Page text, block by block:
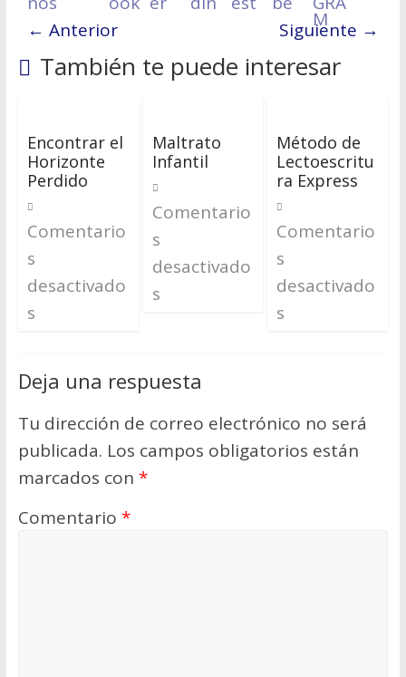
← Anterior Siguiente →
También te puede interesar
Encontrar el
Horizonte
Perdido
Comentario
s
desactivado
s
Maltrato
Infantil
Comentario
s
desactivado
s
Método de
Lectoescritu
ra Express
Comentario
s
desactivado
s
Deja una respuesta
Tu dirección de correo electrónico no será
publicada. Los campos obligatorios están
marcados con *
Comentario *